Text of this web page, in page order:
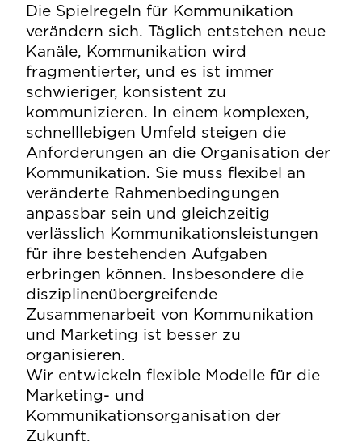
Die Spielregeln für Kommunikation
verändern sich. Täglich entstehen neue
Kanäle, Kommunikation wird
fragmentierter, und es ist immer
schwieriger, konsistent zu
kommunizieren. In einem komplexen,
schnelllebigen Umfeld steigen die
Anforderungen an die Organisation der
Kommunikation. Sie muss flexibel an
veränderte Rahmenbedingungen
anpassbar sein und gleichzeitig
verlässlich Kommunikationsleistungen
für ihre bestehenden Aufgaben
erbringen können. Insbesondere die
disziplinenübergreifende
Zusammenarbeit von Kommunikation
und Marketing ist besser zu
organisieren.
Wir entwickeln flexible Modelle für die
Marketing- und
Kommunikationsorganisation der
Zukunft.